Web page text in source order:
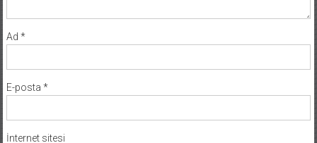
Ad *
E-posta *
İnternet sitesi